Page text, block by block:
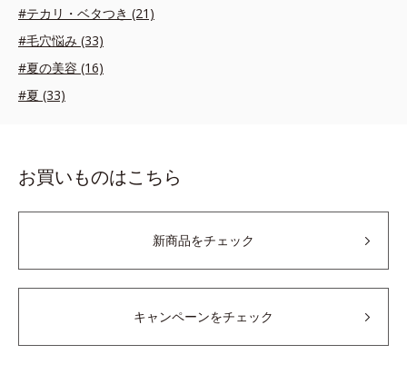
#テカリ・ベタつき (21)
#毛穴悩み (33)
#夏の美容 (16)
#夏 (33)
お買いものはこちら
新商品をチェック
キャンペーンをチェック